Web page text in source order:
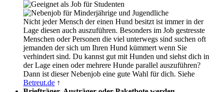
Nicht jeder Mensch der einen Hund besitzt ist immer in der
Lage diesen auch auszuführen. Besonders im Job gestresste
Menschen oder Personen die viel unterwegs sind suchen oft
jemanden der sich um Ihren Hund kümmert wenn Sie
verhindert sind. Du kannst gut mit Hunden und siehst dich in
der Lage einen oder mehrere Hunde parallel auszuführen?
Dann ist dieser Nebenjob eine gute Wahl für dich. Siehe
Betreut.de ↑